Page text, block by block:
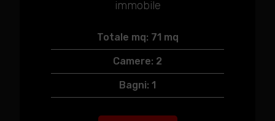
immobile
Totale mq: 71 mq
Camere: 2
Bagni: 1